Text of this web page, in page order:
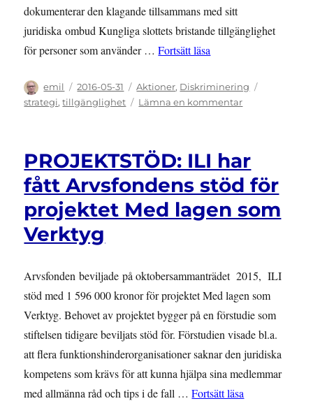
dokumenterar den klagande tillsammans med sitt
juridiska ombud Kungliga slottets bristande tillgänglighet
för personer som använder …Fortsätt läsa
Författare
emil
Publicerat
den
2016-05-31 Kategorier
Aktioner, Diskriminering
strategi,tillgänglighet Lämna en kommentartill
människor
PROJEKTSTÖD: ILI har
fått Arvsfondens stöd för
projektet Med lagen som
Verktyg
Arvsfonden beviljade på oktobersammanträdet 2015, ILI
stöd med 1 596 000 kronor för projektet Med lagen som
Verktyg. Behovet av projektet bygger på en förstudie som
stiftelsen tidigare beviljats stöd för. Förstudien visade bl.a.
att flera funktionshinderorganisationer saknar den juridiska
kompetens som krävs för att kunna hjälpa sina medlemmar
med allmänna råd och tips i de fall …Fortsätt läsa